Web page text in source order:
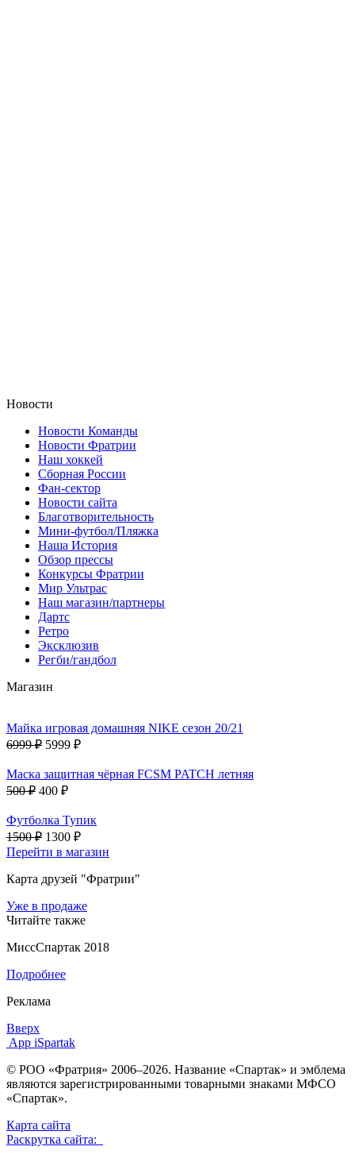
Новости
Новости Команды
Новости Фратрии
Наш хоккей
Сборная России
Фан-cектор
Новости сайта
Благотворительность
Мини-футбол/Пляжка
Наша История
Обзор прессы
Конкурсы Фратрии
Мир Ультрас
Наш магазин/партнеры
Дартс
Ретро
Эксклюзив
Регби/гандбол
Магазин
Майка игровая домашняя NIKE сезон 20/21
6999 ₽ 5999 ₽
Маска защитная чёрная FCSM PATCH летняя
500 ₽ 400 ₽
Футболка Тупик
1500 ₽ 1300 ₽
Перейти в магазин
Карта друзей "Фратрии"
Уже в продаже
Читайте также
МиссСпартак 2018
Подробнее
Реклама
Вверх
App iSpartak
© РОО «Фратрия» 2006–2026. Название «Спартак» и эмблема
являются зарегистрированными товарными знаками МФСО
«Спартак».
Карта сайта
Раскрутка сайта: